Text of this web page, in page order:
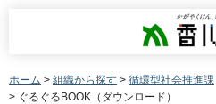
香川
ホーム > 組織から探す > 循環型社会推進課
> ぐるぐるBOOK（ダウンロード）